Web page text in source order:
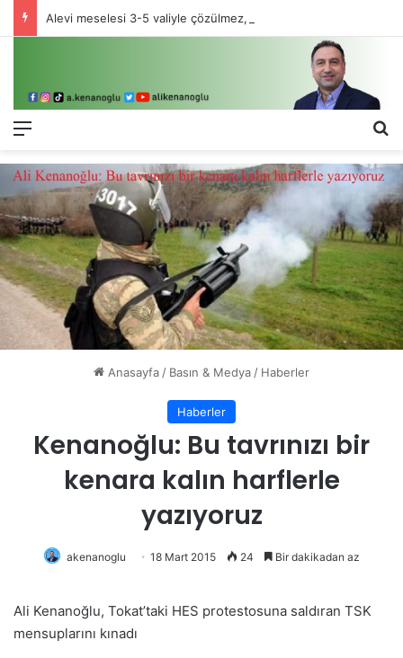
Menü
Anasayfa / Basın & Medya / Haberler
Haberler
Kenanoğlu: Bu tavrınızı bir
kenara kalın harflerle
yazıyoruz
akenanoglu 18 Mart 2015 24 Bir dakikadan az
Ali Kenanoğlu, Tokat’taki HES protestosuna saldıran TSK
mensuplarını kınadı